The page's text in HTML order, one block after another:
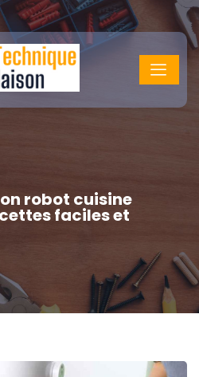
robot cuisine
faciles et